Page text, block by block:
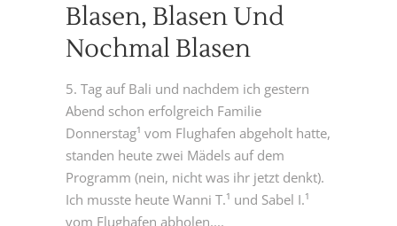
Blasen, Blasen Und
Nochmal Blasen
5. Tag auf Bali und nachdem ich gestern
Abend schon erfolgreich Familie
Donnerstag¹ vom Flughafen abgeholt hatte,
standen heute zwei Mädels auf dem
Programm (nein, nicht was ihr jetzt denkt).
Ich musste heute Wanni T.¹ und Sabel I.¹
vom Flughafen abholen....